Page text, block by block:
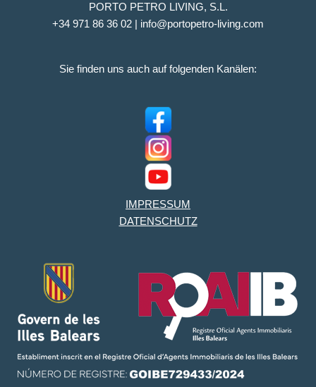
PORTO PETRO LIVING, S.L.
+34 971 86 36 02 | info@portopetro-living.com
Sie finden uns auch auf folgenden Kanälen:
IMPRESSUM
DATENSCHUTZ